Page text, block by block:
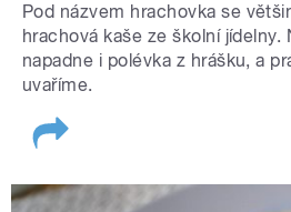
Pod názvem hrachovka se
hrachová kaše ze školní jídelny.
napadne i polévka z hrášku, a
uvaříme.